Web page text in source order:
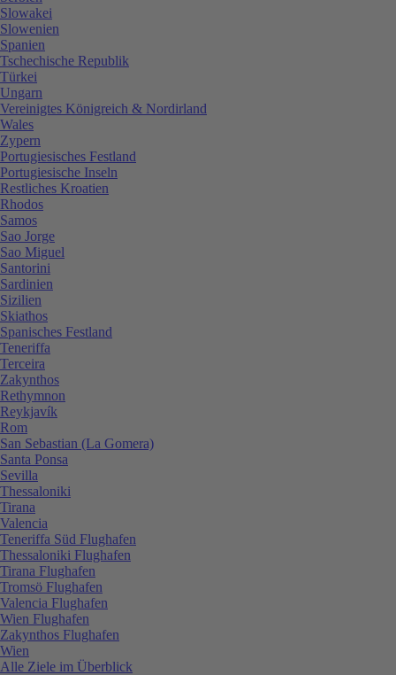
Slowakei
Slowenien
Spanien
Tschechische Republik
Türkei
Ungarn
Vereinigtes Königreich & Nordirland
Wales
Zypern
Portugiesisches Festland
Portugiesische Inseln
Restliches Kroatien
Rhodos
Samos
Sao Jorge
Sao Miguel
Santorini
Sardinien
Sizilien
Skiathos
Spanisches Festland
Teneriffa
Terceira
Zakynthos
Rethymnon
Reykjavík
Rom
San Sebastian (La Gomera)
Santa Ponsa
Sevilla
Thessaloniki
Tirana
Valencia
Teneriffa Süd Flughafen
Thessaloniki Flughafen
Tirana Flughafen
Tromsö Flughafen
Valencia Flughafen
Wien Flughafen
Zakynthos Flughafen
Wien
Alle Ziele im Überblick